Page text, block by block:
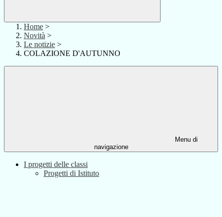
Home >
Novità >
Le notizie >
COLAZIONE D'AUTUNNO
Menu di
navigazione
I progetti delle classi
Progetti di Istituto